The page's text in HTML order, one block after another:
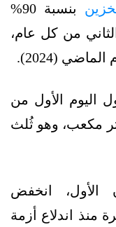
بنسبة 90%
من كل عام،
(2024).
95% بحلول اليوم الأول من
يعادل 100 ميار متر مكعب، وهو ثُلث
الأول، انخفض
منذ اندلاع أزمة